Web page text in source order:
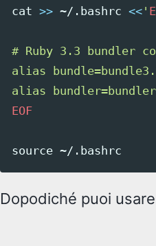
cat >> ~/.bashrc <<'
# Ruby 3.3 bundler
alias
EOF
source
Dopodiché puoi